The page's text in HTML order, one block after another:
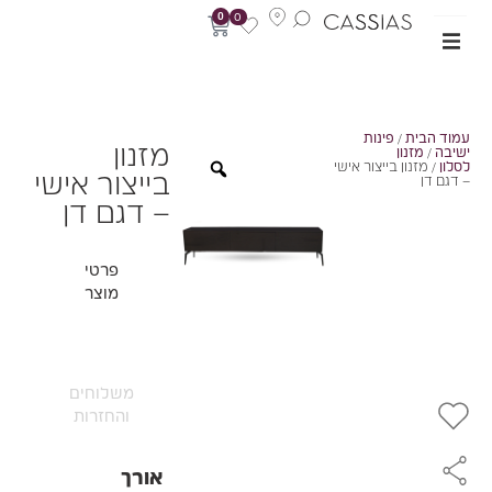
0
הבית/פינות
/מזנון
/ מזנון בייצור אישי
דגם דן
מזנון
בייצור אישי
– דגם דן
פרטי
מוצר
משלוחים
והחזרות
אורך